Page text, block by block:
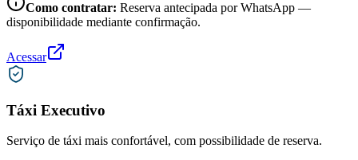
Como contratar: Reserva antecipada por WhatsApp —
disponibilidade mediante confirmação.
Acessar
Táxi Executivo
Serviço de táxi mais confortável, com possibilidade de reserva.